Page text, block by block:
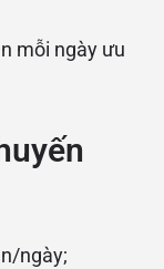
mỗi ngày ưu
ngày;